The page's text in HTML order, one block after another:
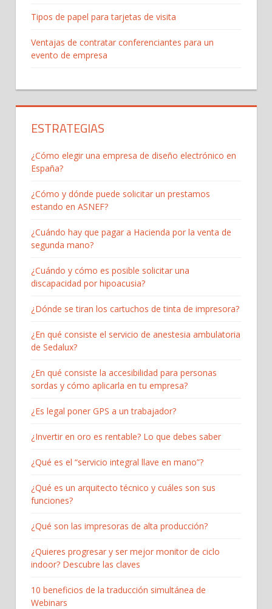
Tipos de papel para tarjetas de visita
Ventajas de contratar conferenciantes para un
evento de empresa
ESTRATEGIAS
¿Cómo elegir una empresa de diseño electrónico en
España?
¿Cómo y dónde puede solicitar un prestamos
estando en ASNEF?
¿Cuándo hay que pagar a Hacienda por la venta de
segunda mano?
¿Cuándo y cómo es posible solicitar una
discapacidad por hipoacusia?
¿Dónde se tiran los cartuchos de tinta de impresora?
¿En qué consiste el servicio de anestesia ambulatoria
de Sedalux?
¿En qué consiste la accesibilidad para personas
sordas y cómo aplicarla en tu empresa?
¿Es legal poner GPS a un trabajador?
¿Invertir en oro es rentable? Lo que debes saber
¿Qué es el “servicio integral llave en mano”?
¿Qué es un arquitecto técnico y cuáles son sus
funciones?
¿Qué son las impresoras de alta producción?
¿Quieres progresar y ser mejor monitor de ciclo
indoor? Descubre las claves
10 beneficios de la traducción simultánea de
Webinars